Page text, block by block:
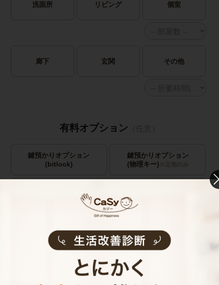
洗面所 リビング 個室
廊下 玄関 その他
有料オプション
鍵預かりオプション
(bitlock)
鍵預かりオプション
(物理キー) ※定期のみ
キャストの指名
お見積り内容
ご利用時間